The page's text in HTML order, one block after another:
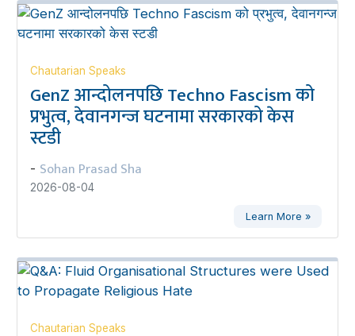
Chautarian Speaks
GenZ आन्दोलनपछि Techno Fascism को
प्रभुत्व, देवानगन्ज घटनामा सरकारको केस
स्टडी
- Sohan Prasad Sha
2026-08-04
Learn More »
Chautarian Speaks